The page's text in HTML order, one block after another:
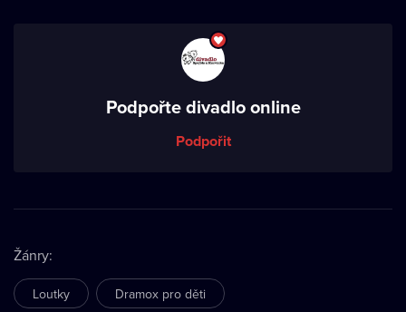
Podpořte divadlo online
Podpořit
Žánry:
Loutky Dramox pro děti